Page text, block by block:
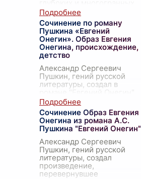
произведений русской
литературы XIX века.
Главный герой Печорин
пр...
Сочинение по роману
Пушкина «Евгений
Онегин». Образ Евгения
Онегина, происхождение,
детство
Александр Сергеевич
Пушкин, гений русской
литературы, создал в
не просто историю любви
и разочарования, но и
широкую панораму
русской жизни первой
трети XIX
...
Сочинение Образ Евгения
Онегина из романа А.С.
Пушкина "Евгений Онегин"
Александр Сергеевич
Пушкин, гений русской
литературы, создал
произведение,
перевернувшее